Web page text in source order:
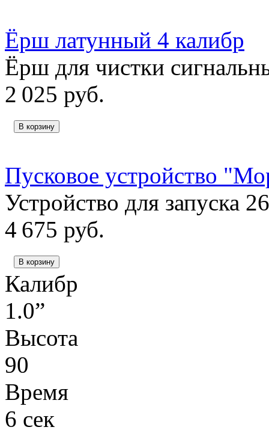
Ёрш латунный 4 калибр
Ёрш для чистки
2 025 руб.
В корзину
Пусковое устройство
Устройство для запуска
4 675 руб.
В корзину
Калибр
1.0”
Высота
90
Время
6 сек